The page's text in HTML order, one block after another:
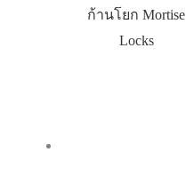
ก้านโยก Mortise
Locks